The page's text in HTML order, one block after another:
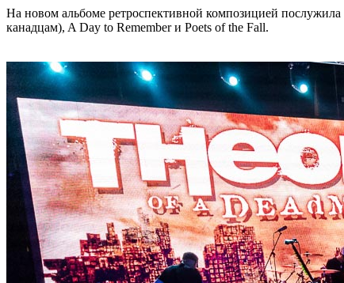
На новом альбоме ретроспективной композицией послужила
канадцам), A Day to Remember и Poets of the Fall.